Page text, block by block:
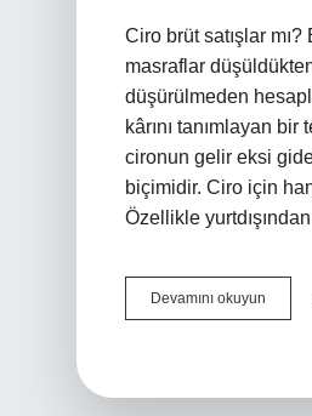
Ciro brüt satışlar
masraflar
düşürülmeden
kârını tanımlayan
cironun gelir eksi
biçimidir. Ciro için
Özellikle
Devamını okuyun
Net